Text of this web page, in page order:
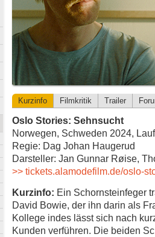
Kurzinfo Filmkritik Trailer
Oslo Stories: Sehnsucht
Norwegen, Schweden 2024,
Regie: Dag Johan Haugerud
Darsteller: Jan Gunnar Røise,
>> tickets.alamodefilm.de/oslo-
Kurzinfo: Ein Schornsteinfeger
David Bowie, der ihn darin als
Kollege indes lässt sich nach
Kunden verführen. Die beiden